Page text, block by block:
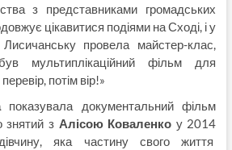
з представниками громадських
цікавитися подіями на Сході, і у
провела майстер-клас,
мультиплікаційний фільм для
потім вір!»
показувала документальний фільм
знятий зАлісою Коваленко у 2014
яка частину свого життя